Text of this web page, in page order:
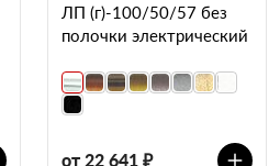
ЛП (г)-100/50/57 без
полочки электрический
от 22 641 ₽